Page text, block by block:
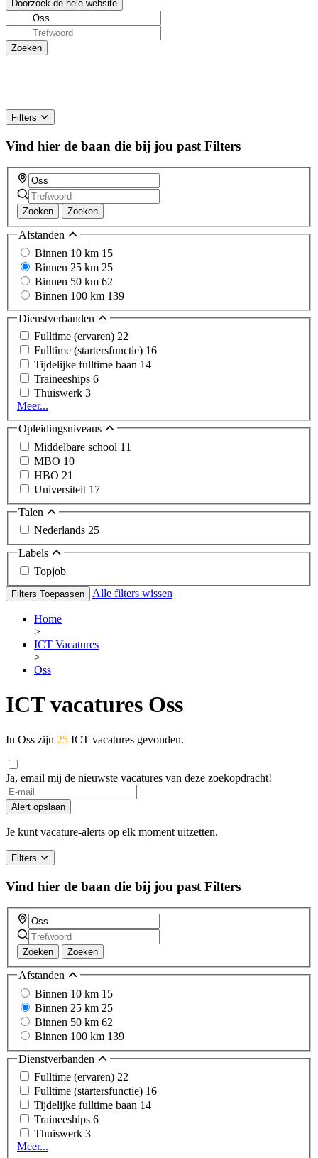
Filters
Vind hier de baan die bij jou past Filters
Zoeken Zoeken
Afstanden
Binnen 10 km 15
Binnen 25 km 25
Binnen 50 km 62
Binnen 100 km 139
Dienstverbanden
Fulltime (ervaren) 22
Fulltime (startersfunctie) 16
Tijdelijke fulltime baan 14
Traineeships 6
Thuiswerk 3
Meer...
Opleidingsniveaus
Middelbare school 11
MBO 10
HBO 21
Universiteit 17
Talen
Nederlands 25
Labels
Topjob
Filters Toepassen Alle filters wissen
Home
>
ICT Vacatures
>
Oss
ICT vacatures Oss
In Oss zijn 25 ICT vacatures gevonden.
Ja, email mij de nieuwste vacatures van deze zoekopdracht!
Alert opslaan
Je kunt vacature-alerts op elk moment uitzetten.
Filters
Vind hier de baan die bij jou past Filters
Zoeken Zoeken
Afstanden
Binnen 10 km 15
Binnen 25 km 25
Binnen 50 km 62
Binnen 100 km 139
Dienstverbanden
Fulltime (ervaren) 22
Fulltime (startersfunctie) 16
Tijdelijke fulltime baan 14
Traineeships 6
Thuiswerk 3
Meer...